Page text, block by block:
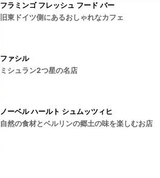
フラミンゴ フレッシュ フード バー
旧東ドイツ側にあるおしゃれなカフェ
ファシル
ミシュラン2つ星の名店
ノーベル ハールト シュムッツィヒ
自然の食材とベルリンの郷土の味を楽しむお店